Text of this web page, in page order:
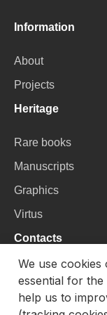
Information
About
Projects
Heritage
Rare books
Manuscripts
Graphics
Virtus
Contacts
VU Library
Universiteto g. 3,
We use
essential for
help us to